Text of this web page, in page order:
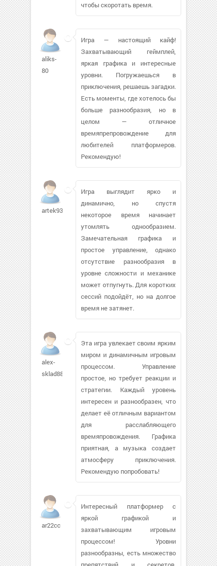
чтобы скоротать время.
aliks-
80
Игра — настоящий кайф!
Захватывающий геймплей,
яркая графика и интересные
уровни. Погружаешься в
приключения, решаешь загадки.
Есть моменты, где хотелось бы
больше разнообразия, но в
целом — отличное
времяпрепровождение для
любителей платформеров.
Рекомендую!
artek93685
Игра выглядит ярко и
динамично, но спустя
некоторое время начинает
утомлять однообразием.
Замечательная графика и
простое управление, однако
отсутствие разнообразия в
уровне сложности и механике
может отпугнуть. Для коротких
сессий подойдёт, но на долгое
время не затянет.
alex-
sklad881
Эта игра увлекает своим ярким
миром и динамичным игровым
процессом. Управление
простое, но требует реакции и
стратегии. Каждый уровень
интересен и разнообразен, что
делает её отличным вариантом
для расслабляющего
времяпровождения. Графика
приятная, а музыка создает
атмосферу приключения.
Рекомендую попробовать!
ar22cc
Интересный платформер с
яркой графикой и
захватывающим игровым
процессом! Уровни
разнообразны, есть множество